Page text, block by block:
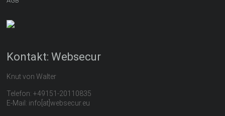
Kontakt: Websecur
Knut von Walter
Telefon: +49151-20110835
E-Mail: info[at]websecur.eu